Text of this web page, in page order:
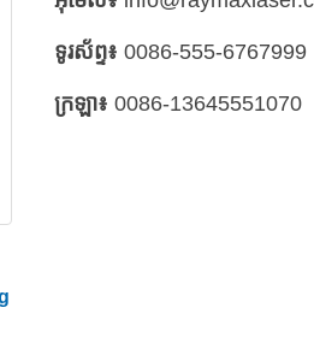
រោម។ នៅពេលដែលកណ្តាប់ដៃឡើងលើ
បំផុត​គឺ​ម៉ាស៊ីន​ដាល់​សន្លឹក​សកម្មភាព​តែមួ
ញនៃការប្រើប្រាស់ម៉ាស៊ីនដាល់ត្រូវបាន
ទូរស័ព្ទ៖ 0086-555-6767999
ក្រឡា៖ 0086-13645551070